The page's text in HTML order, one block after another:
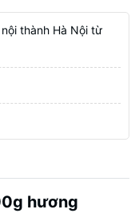
thành Hà Nội từ
hương